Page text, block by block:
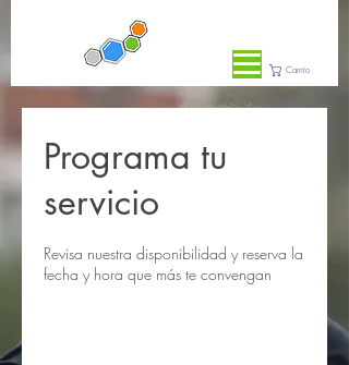
Carrito
Programa tu
servicio
Revisa nuestra disponibilidad y reserva la
fecha y hora que más te convengan